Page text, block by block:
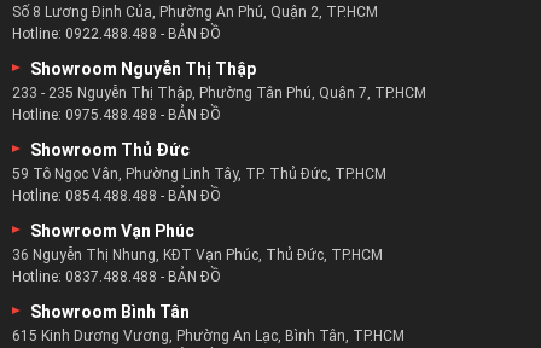
Số 8 Lương Định Của, Phường An Phú, Quận 2, TP.HCM
Hotline: 0922.488.488 - BẢN ĐỒ
Showroom Nguyễn Thị Thập
233 - 235 Nguyễn Thị Thập, Phường Tân Phú, Quận 7, TP.HCM
Hotline: 0975.488.488 - BẢN ĐỒ
Showroom Thủ Đức
59 Tô Ngọc Vân, Phường Linh Tây, TP. Thủ Đức, TP.HCM
Hotline: 0854.488.488 - BẢN ĐỒ
Showroom Vạn Phúc
36 Nguyễn Thị Nhung, KĐT Vạn Phúc, Thủ Đức, TP.HCM
Hotline: 0837.488.488 - BẢN ĐỒ
Showroom Bình Tân
615 Kinh Dương Vương, Phường An Lạc, Bình Tân, TP.HCM